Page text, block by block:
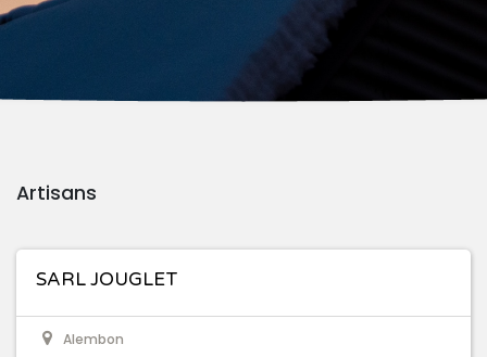
Artisans
SARL JOUGLET
Alembon